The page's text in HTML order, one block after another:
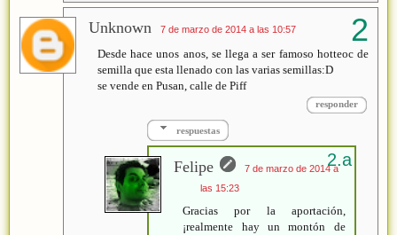
Unknown 7 de marzo de 2014 a las 10:57
Desde hace unos anos, se llega a ser famoso hotteoc de
semilla que esta llenado con las varias semillas:D
se vende en Pusan, calle de Piff
responder
respuestas
Felipe
7 de marzo de 2014 a
las 15:23
Gracias por la aportación,
¡realmente hay un montón de